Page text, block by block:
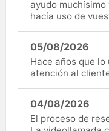
ayudo
hacía uso de
05/08/2026
Hace años que
atención al
04/08/2026
El proceso de